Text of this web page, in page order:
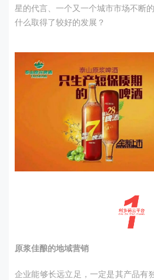
星的代言、一个又一个城市市场不断
什么取得了较好的发展？
原浆佳酿的地域营销
企业能够长远立足，一定是其产品有